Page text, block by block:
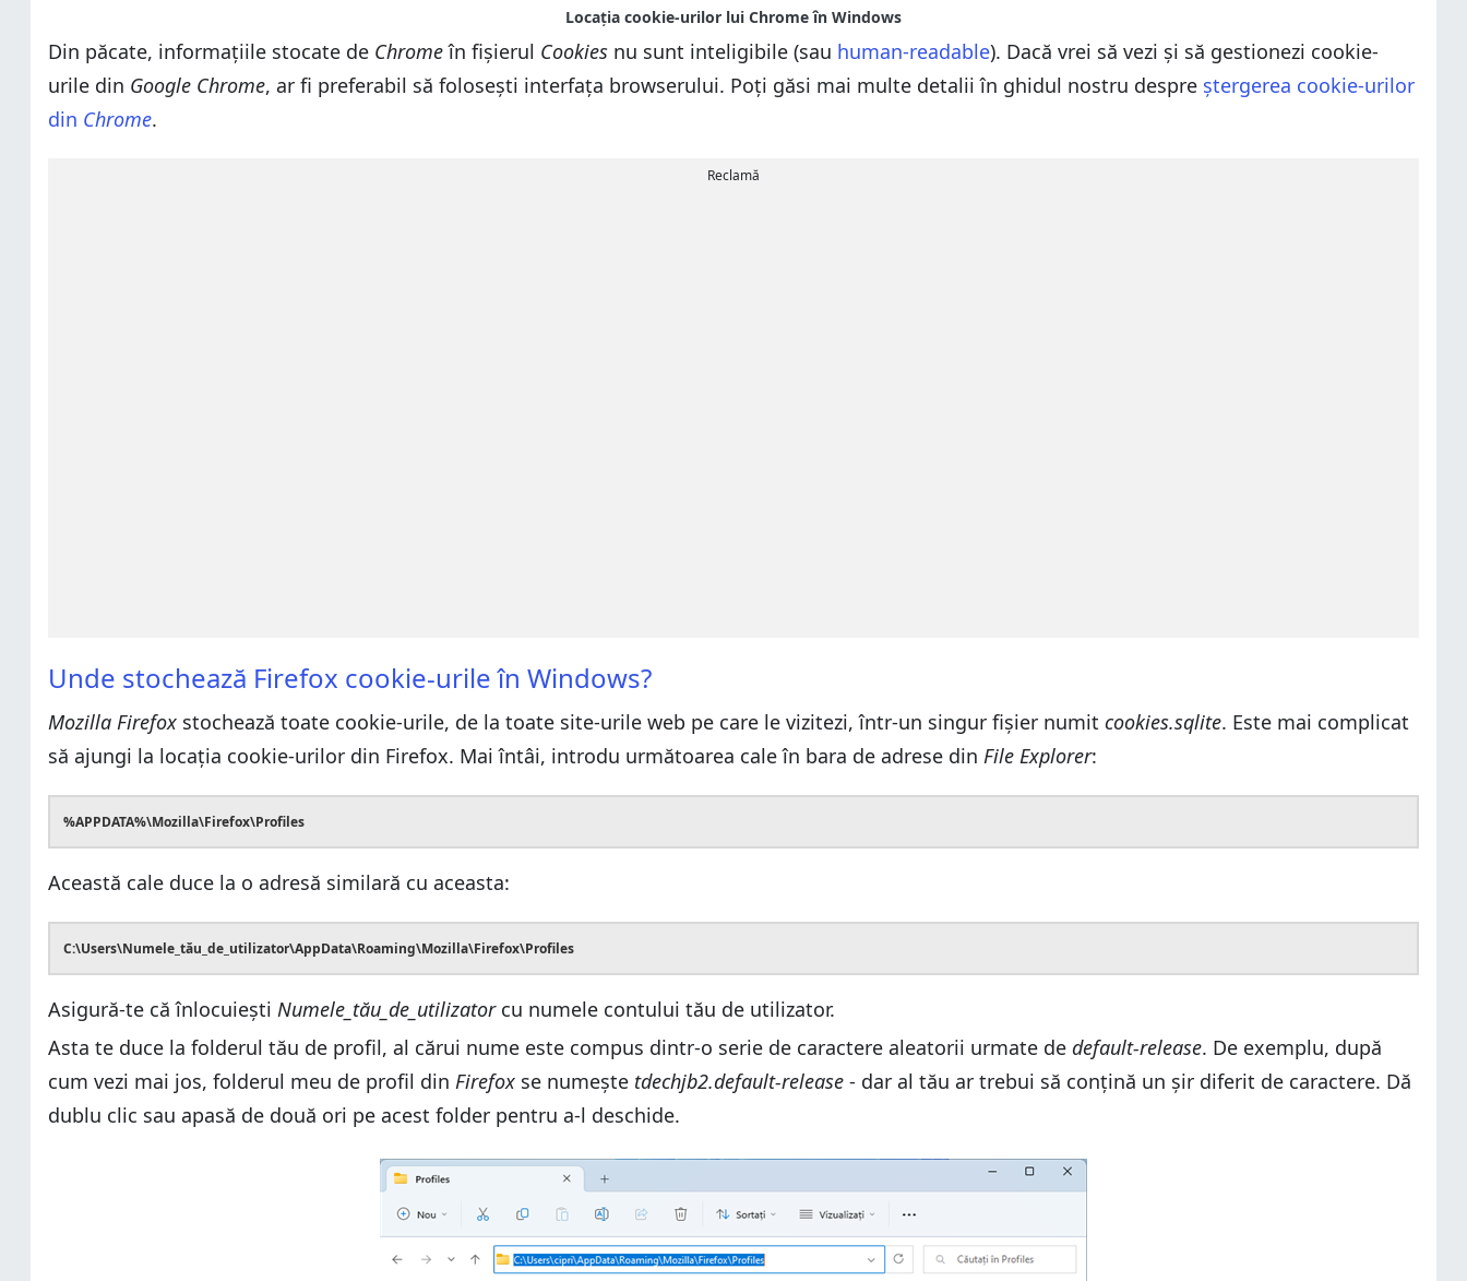
Din păcate, informațiile stocate de Chromeîn fișierul Cookies nu sunt inteligibile (sau human-readable). Dacă vrei să vezi și să gestionezi cookie-
urile din Google Chrome, ar fi preferabil să folosești interfața browserului. Poți găsi mai multe detalii în ghidul nostru despre ștergerea cookie-urilor
din Chrome.
Reclamă
Unde stochează Firefox cookie-urile în Windows?
Mozilla Firefox stochează toate cookie-urile, de la toate site-urile web pe care le vizitezi, într-un singur fișier numit cookies.sqlite. Este mai complicat
să ajungi la locația cookie-urilor din Firefox. Mai întâi, introdu următoarea cale în bara de adrese din File Explorer:
%APPDATA%\Mozilla\Firefox\Profiles
Această cale duce la o adresă similară cu aceasta:
C:\Users\Numele_tău_de_utilizator\AppData\Roaming\Mozilla\Firefox\Profiles
Asigură-te că înlocuiești Numele_tău_de_utilizatorcu numele contului tău de utilizator.
Asta te duce la folderul tău de profil, al cărui nume este compus dintr-o serie de caractere aleatorii urmate de default-release. De exemplu, după
cum vezi mai jos, folderul meu de profil din Firefox se numește tdechjb2.default-release - dar al tău ar trebui să conțină un șir diferit de caractere. Dă
dublu clic sau apasă de două ori pe acest folder pentru a-l deschide.